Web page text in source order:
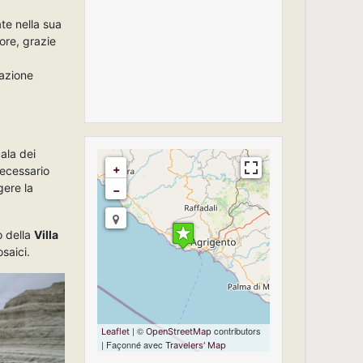
nella sua
grazie
dei
la
dellaVilla
Travelers' Map is
loading...
If you see this after
your page is
loaded completely,
leafletJS files are
missing.
+
−
Leaflet | ©OpenStreetMap contributors
| Façonné avecTravelers' Map